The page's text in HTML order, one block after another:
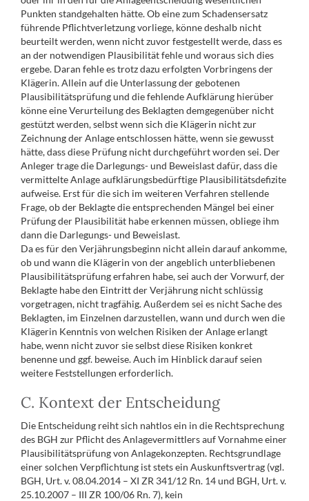
Punkten standgehalten hätte. Ob eine zum Schadensersatz
führende Pflichtverletzung vorliege, könne deshalb nicht
beurteilt werden, wenn nicht zuvor festgestellt werde, dass es
an der notwendigen Plausibilität fehle und woraus sich dies
ergebe. Daran fehle es trotz dazu erfolgten Vorbringens der
Klägerin. Allein auf die Unterlassung der gebotenen
Plausibilitätsprüfung und die fehlende Aufklärung hierüber
könne eine Verurteilung des Beklagten demgegenüber nicht
gestützt werden, selbst wenn sich die Klägerin nicht zur
Zeichnung der Anlage entschlossen hätte, wenn sie gewusst
hätte, dass diese Prüfung nicht durchgeführt worden sei. Der
Anleger trage die Darlegungs- und Beweislast dafür, dass die
vermittelte Anlage aufklärungsbedürftige Plausibilitätsdefizite
aufweise. Erst für die sich im weiteren Verfahren stellende
Frage, ob der Beklagte die entsprechenden Mängel bei einer
Prüfung der Plausibilität habe erkennen müssen, obliege ihm
dann die Darlegungs- und Beweislast.
Da es für den Verjährungsbeginn nicht allein darauf ankomme,
ob und wann die Klägerin von der angeblich unterbliebenen
Plausibilitätsprüfung erfahren habe, sei auch der Vorwurf, der
Beklagte habe den Eintritt der Verjährung nicht schlüssig
vorgetragen, nicht tragfähig. Außerdem sei es nicht Sache des
Beklagten, im Einzelnen darzustellen, wann und durch wen die
Klägerin Kenntnis von welchen Risiken der Anlage erlangt
habe, wenn nicht zuvor sie selbst diese Risiken konkret
benenne und ggf. beweise. Auch im Hinblick darauf seien
weitere Feststellungen erforderlich.
C. Kontext der Entscheidung
Die Entscheidung reiht sich nahtlos ein in die Rechtsprechung
des BGH zur Pflicht des Anlagevermittlers auf Vornahme einer
Plausibilitätsprüfung von Anlagekonzepten. Rechtsgrundlage
einer solchen Verpflichtung ist stets ein Auskunftsvertrag (vgl.
BGH, Urt. v. 08.04.2014 – XI ZR 341/12 Rn. 14 und BGH, Urt. v.
25.10.2007 – III ZR 100/06 Rn. 7), kein